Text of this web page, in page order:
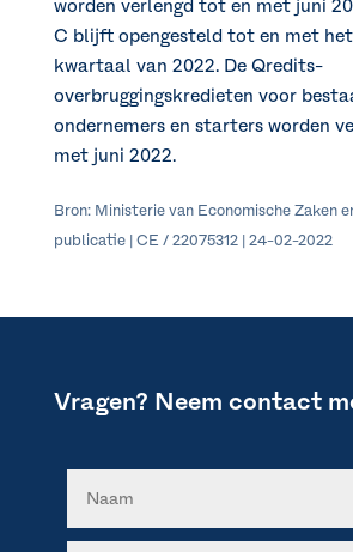
worden verlengd tot en met juni
C blijft opengesteld tot en met
kwartaal van 2022. De Qredits-
overbruggingskredieten voor
ondernemers en starters worden
met juni 2022.
Bron: Ministerie van Economische Zaken
publicatie | CE / 22075312 | 24-02-2022
Vragen? Neem contact